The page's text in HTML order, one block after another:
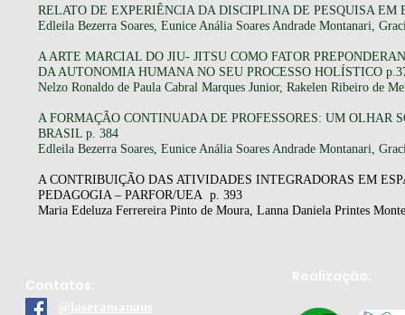
RELATO DE EXPERIÊNCIA DA DISCIPLINA DE PESQUISA EM
Edleila Bezerra Soares, Eunice Anália Soares Andrade Montanari,
A ARTE MARCIAL DO JIU- JITSU COMO FATOR
DA AUTONOMIA HUMANA NO SEU PROCESSO HOLÍSTICO
Nelzo Ronaldo de Paula Cabral Marques Junior, Rakelen Ribeiro de
A FORMAÇÃO CONTINUADA DE PROFESSORES: UM OLHAR
BRASIL p. 384
Edleila Bezerra Soares, Eunice Anália Soares Andrade Montanari,
A CONTRIBUIÇÃO DAS ATIVIDADES INTEGRADORAS EM
PEDAGOGIA – PARFOR/UEA p. 393
Maria Edeluza Ferrereira Pinto de Moura, Lanna Daniela Printes
Contatos: Realização:
@laseramanaus